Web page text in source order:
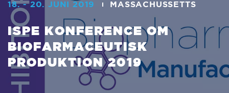
18. - 20. JUNI 2019 MASSACHUSSETTS
ISPE KONFERENCE OM
BIOFARMACEUTISK
PRODUKTION 2019